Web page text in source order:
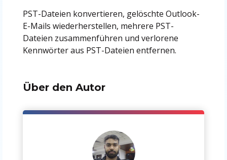
PST-Dateien konvertieren, gelöschte Outlook-
E-Mails wiederherstellen, mehrere PST-
Dateien zusammenführen und verlorene
Kennwörter aus PST-Dateien entfernen.
Über den Autor